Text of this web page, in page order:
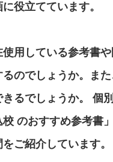
役立てています。
用している参考書
のでしょうか。ま
るでしょうか。 個
校 のおすすめ参考書
ご紹介しています。